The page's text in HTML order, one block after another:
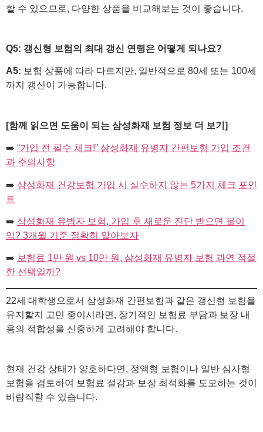
할 수 있으므로, 다양한 상품을 비교해보는 것이 좋습니다.
Q5: 갱신형 보험의 최대 갱신 연령은 어떻게 되나요?
A5: 보험 상품에 따라 다르지만, 일반적으로 80세 또는 100세
까지 갱신이 가능합니다.
[함께 읽으면 도움이 되는 삼성화재 보험 정보 더 보기]
➡️ “가입 전 필수 체크!” 삼성화재 유병자 간편보험 가입 조건
과 주의사항
➡️ 삼성화재 건강보험 가입 시 실수하지 않는 5가지 체크 포인
트
➡️ 삼성화재 유병자 보험, 가입 후 새로운 진단 받으면 불이
익? 3개월 기준 정확히 알아보자
➡️ 보험료 1만 원 vs 10만 원, 삼성화재 유병자 보험 과연 적절
한 선택일까?
22세 대학생으로서 삼성화재 간편보험과 같은 갱신형 보험을
유지할지 고민 중이시라면, 장기적인 보험료 부담과 보장 내
용의 적합성을 신중하게 고려해야 합니다.
현재 건강 상태가 양호하다면, 정액형 보험이나 일반 심사형
보험을 검토하여 보험료 절감과 보장 최적화를 도모하는 것이
바람직할 수 있습니다.